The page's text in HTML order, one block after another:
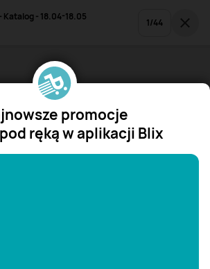
Katalog - 18.04-18.05
1/44
promocje
ręką w aplikacji Blix